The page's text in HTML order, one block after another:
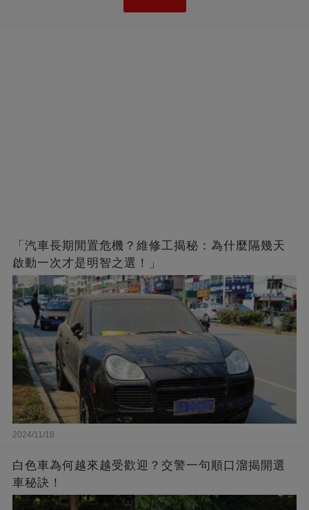
「汽車長期閒置危機？維修工揭秘：為什麼隔幾天
啟動一次才是明智之選！」
2024/11/18
白色車為何越來越受歡迎？交警一句順口溜揭開選
車秘訣！